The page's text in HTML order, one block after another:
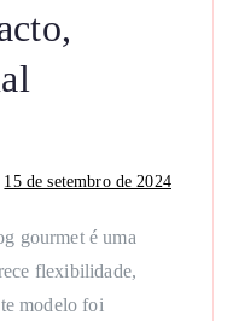
15 de setembro de 2024
gourmet é uma
flexibilidade,
modelo foi